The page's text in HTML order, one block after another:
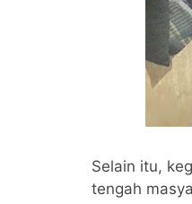
Selain itu,
tengah